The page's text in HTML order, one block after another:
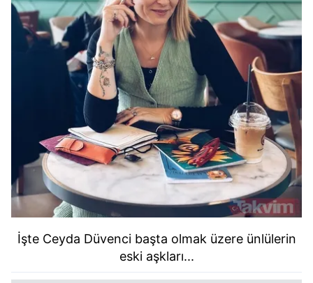
İşte Ceyda Düvenci başta olmak üzere ünlülerin
eski aşkları...